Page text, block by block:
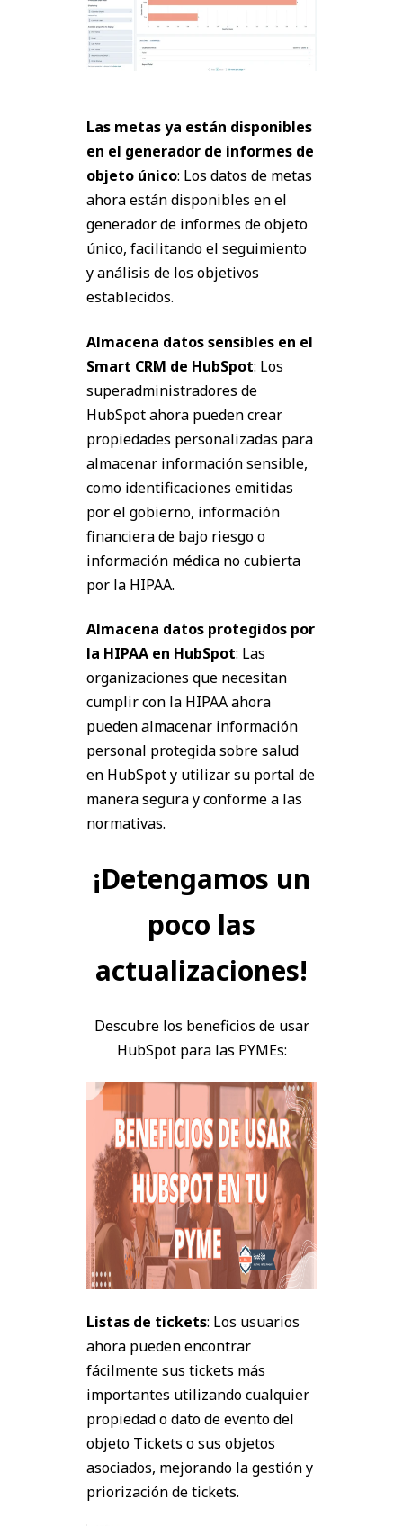
Las metas ya están disponibles
en el generador de informes de
objeto único: Los datos de metas
ahora están disponibles en el
generador de informes de objeto
único, facilitando el seguimiento
y análisis de los objetivos
establecidos.
Almacena datos sensibles en el
Smart CRM de HubSpot: Los
superadministradores de
HubSpot ahora pueden crear
propiedades personalizadas para
almacenar información sensible,
como identificaciones emitidas
por el gobierno, información
financiera de bajo riesgo o
información médica no cubierta
por la HIPAA.
Almacena datos protegidos por
la HIPAA en HubSpot: Las
organizaciones que necesitan
cumplir con la HIPAA ahora
pueden almacenar información
personal protegida sobre salud
en HubSpot y utilizar su portal de
manera segura y conforme a las
normativas.
¡Detengamos un
poco las
actualizaciones!
Descubre los beneficios de usar
HubSpot para las PYMEs:
Listas de tickets: Los usuarios
ahora pueden encontrar
fácilmente sus tickets más
importantes utilizando cualquier
propiedad o dato de evento del
objeto Tickets o sus objetos
asociados, mejorando la gestión y
priorización de tickets.